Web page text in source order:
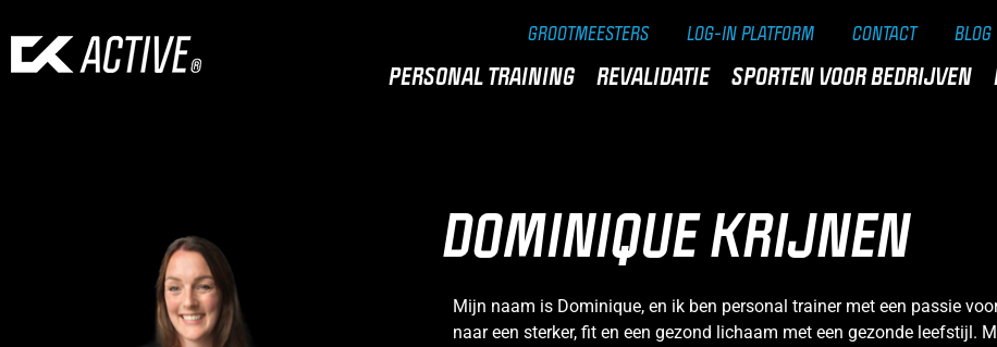
GROOTMEESTERS LOG-IN PLATFORM CONTACT BLOG
PERSONAL TRAINING REVALIDATIE SPORTEN VOOR BEDRIJVEN
DOMINIQUE KRIJNEN
Mijn naam is Dominique, en ik ben personal trainer met een passie
naar een sterker, fit en een gezond lichaam met een gezonde leefstijl.